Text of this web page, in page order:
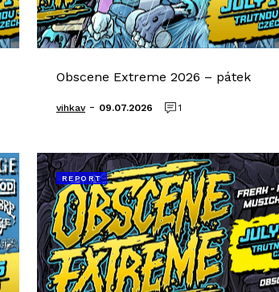
Obscene Extreme 2026 – pátek
vihkav- 09.07.2026 1
REPORT